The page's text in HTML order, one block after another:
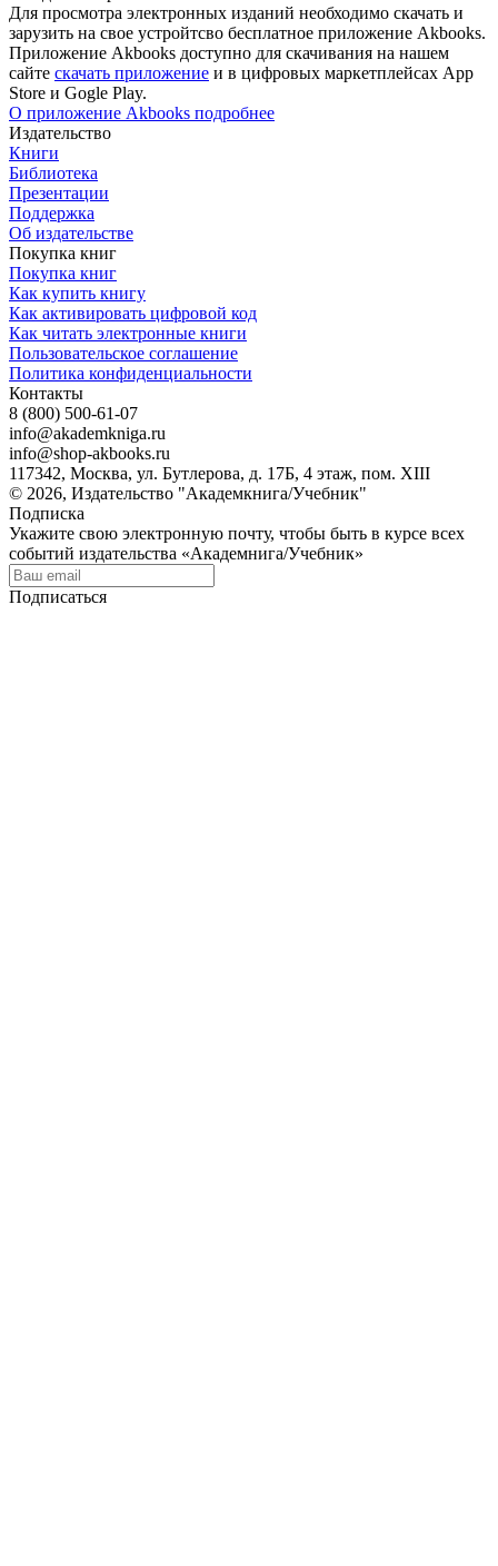
Для просмотра электронных изданий необходимо скачать и
зарузить на свое устройтсво бесплатное приложение Akbooks.
Приложение Akbooks доступно для скачивания на нашем
сайте скачать приложение и в цифровых маркетплейсах App
Store и Gogle Play.
О приложение Akbooks подробнее
Издательство
Книги
Библиотека
Презентации
Поддержка
Об издательстве
Покупка книг
Покупка книг
Как купить книгу
Как активировать цифровой код
Как читать электронные книги
Пользовательское соглашение
Политика конфиденциальности
Контакты
8 (800) 500-61-07
info@akademkniga.ru
info@shop-akbooks.ru
117342, Москва, ул. Бутлерова, д. 17Б, 4 этаж, пом. XIII
© 2026, Издательство "Академкнига/Учебник"
Подписка
Укажите свою электронную почту, чтобы быть в курсе всех
событий издательства «Академнига/Учебник»
Подписаться